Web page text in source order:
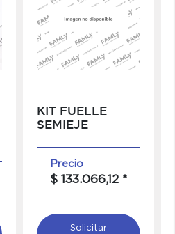
KIT FUELLE
SEMIEJE
Precio
$ 133.066,12 *
Solicitar